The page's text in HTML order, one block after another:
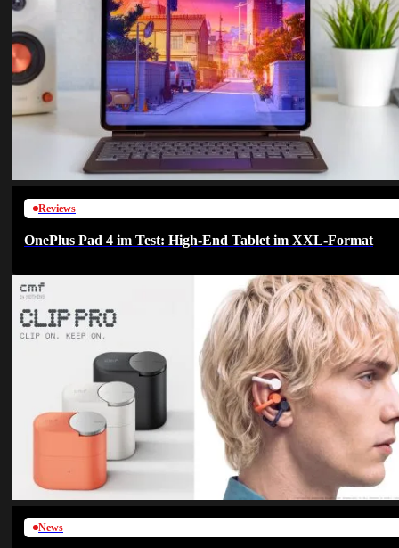
Reviews
OnePlus Pad 4 im Test: High-End Tablet im XXL-Format
News